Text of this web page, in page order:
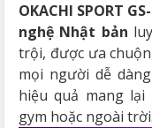
OKACHI SPORT
nghệ Nhật bản
trội, được ưa
mọi người dễ
hiệu quả mang
gym hoặc ngoài trời.